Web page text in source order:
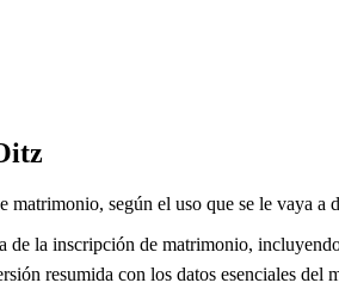
matrimonio, según el uso que se le vaya a
de la inscripción de matrimonio,
resumida con los datos esenciales del